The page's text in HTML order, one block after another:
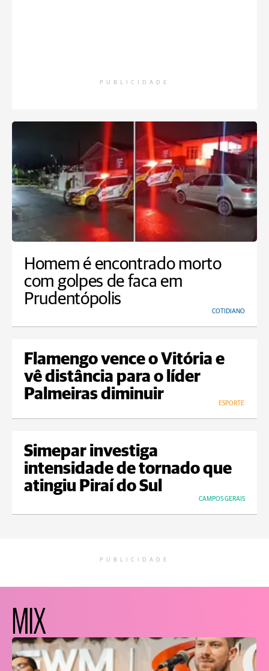
PUBLICIDADE
Homem é encontrado morto
com golpes de faca em
Prudentópolis
COTIDIANO
Flamengo vence o Vitória e
vê distância para o líder
Palmeiras diminuir
ESPORTE
Simepar investiga
intensidade de tornado que
atingiu Piraí do Sul
CAMPOS GERAIS
PUBLICIDADE
MIX